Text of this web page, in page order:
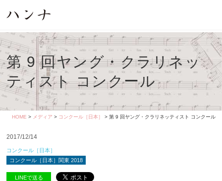
第 9 回ヤング・クラリネッ
ティスト コンクール
HOME > メディア > コンクール［日本］ > 第 9 回ヤング・クラリネッティスト コンクール
2017/12/14
コンクール［日本］
コンクール［日本］関東 2018
LINEで送る